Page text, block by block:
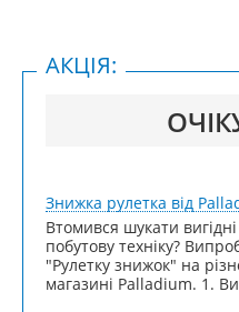
АКЦІЯ:
Знижка рулетка від
Втомився шукати
побутову техніку?
"Рулетку знижок" на
магазині Palladium. 1.